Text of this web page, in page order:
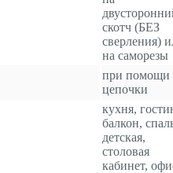
скотч (БЕЗ
сверления)
на саморезы
при помощи
цепочки
кухня,
балкон,
детская,
столовая
кабинет,